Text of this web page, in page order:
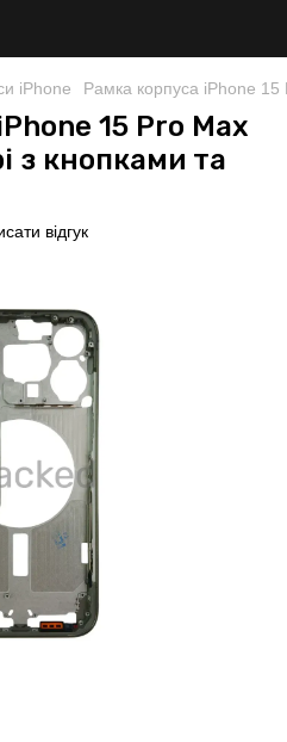
iPhone Рамка корпуса iPhone 15
15 Pro Max
з кнопками та
відгук